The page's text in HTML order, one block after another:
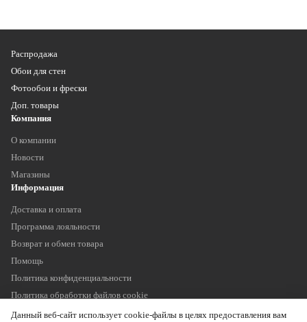
Распродажа
Обои для стен
Фотообои и фрески
Доп. товары
Компания
О компании
Новости
Магазины
Информация
Доставка и оплата
Программа лояльности
Возврат и обмен товара
Помощь
Политика конфиденциальности
Политика обработки файлов cookie
Данный веб-сайт использует cookie-файлы в целях предоставления вам